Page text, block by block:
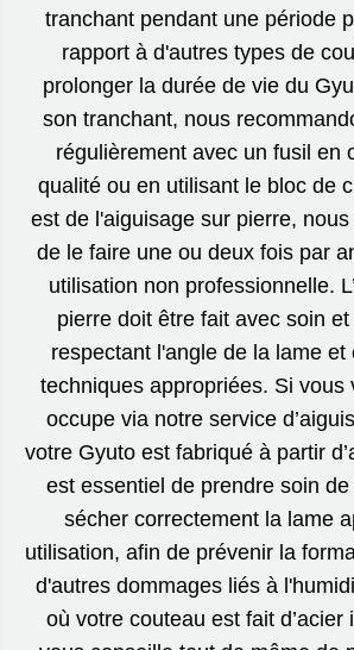
tranchant pendant une période
rapport à d'autres types de
prolonger la durée de vie du
son tranchant, nous
régulièrement avec un fusil en
qualité ou en utilisant le bloc de
est de l'aiguisage sur pierre,
de le faire une ou deux fois par
utilisation non professionnelle.
pierre doit être fait avec soin
respectant l'angle de la lame et
techniques appropriées. Si vous
occupe via notre service
votre Gyuto est fabriqué à partir
est essentiel de prendre soin
sécher correctement la lame
utilisation, afin de prévenir la
d'autres dommages liés à
où votre couteau est fait d’acier